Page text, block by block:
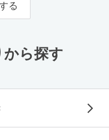
る
ら探す